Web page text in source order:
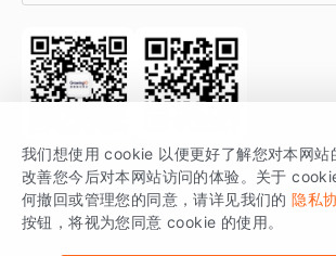
开发者文档
SDK 文档
场景指南
行业活动
关注公众号 获取更多干货
GrowingIO 是专注于数据智能分析与增长的品牌，
分析云。
我们想使用 cookie 以便更好了解您对本网站
改善您今后对本网站访问的体验。关于
何撤回或管理您的同意，请详见我们的 隐私
按钮，将视为您同意 cookie 的使用。